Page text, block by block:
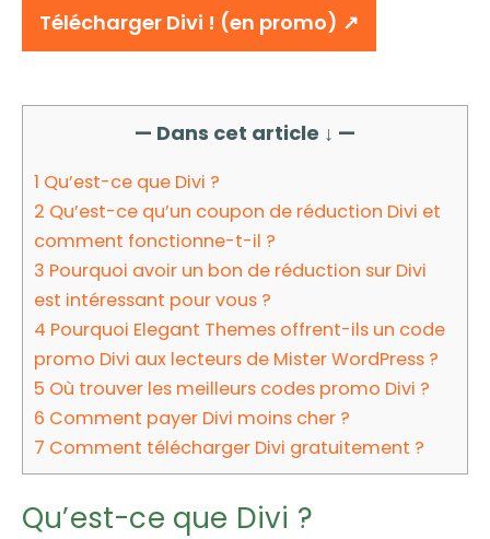
Télécharger Divi ! (en promo) ↗︎
— Dans cet article ↓ —
1 Qu’est-ce que Divi ?
2 Qu’est-ce qu’un coupon de réduction Divi et
comment fonctionne-t-il ?
3 Pourquoi avoir un bon de réduction sur Divi
est intéressant pour vous ?
4 Pourquoi Elegant Themes offrent-ils un code
promo Divi aux lecteurs de Mister WordPress ?
5 Où trouver les meilleurs codes promo Divi ?
6 Comment payer Divi moins cher ?
7 Comment télécharger Divi gratuitement ?
Qu’est-ce que Divi ?